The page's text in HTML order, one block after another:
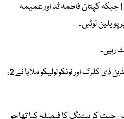
منیبہ علی 44، نطالیہ پرویز 14 جبکہ کپتان فاطمہ ثنا اور عمیمہ
جنوبی افریقا کی جانب سے نیڈین ڈی کلرک اور نونکولولیکو ملابا نے 2،
کر بیٹنگ کا فیصلہ کیا تھا جو